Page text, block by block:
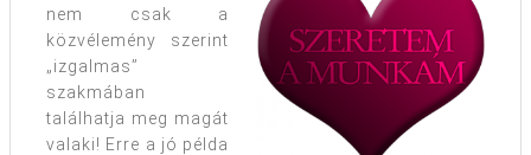
nem csak a
közvélemény szerint
„izgalmas”
szakmában
találhatja meg magát
valaki! Erre a jó példa